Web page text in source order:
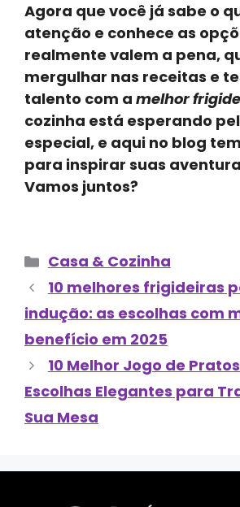
Agora que você já sabe o
atenção e conhece as
realmente valem a pena,
mergulhar nas receitas e
talento com a melhor
cozinha está esperando
especial, e aqui no blog
para inspirar suas
Vamos juntos?
Categorias
Casa & Cozinha
10 melhores frigideiras
indução: as escolhas com
benefício em 2025
10 Melhor Jogo de
Escolhas Elegantes para
Sua Mesa